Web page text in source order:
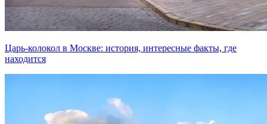
Царь-колокол в Москве: история, интересные факты, где
находится